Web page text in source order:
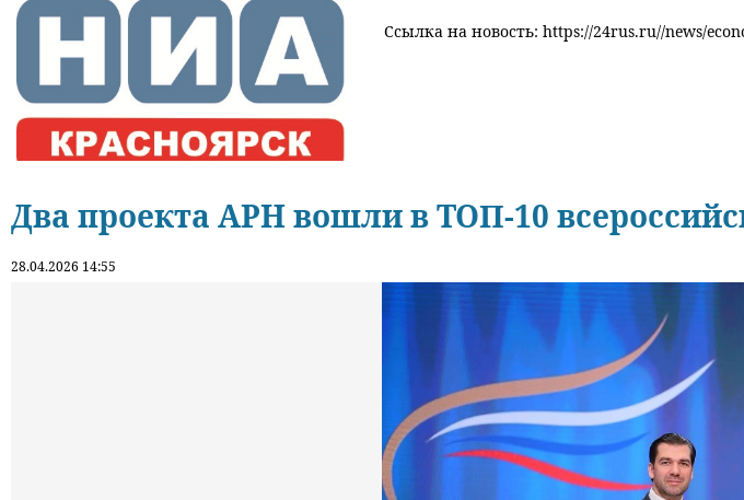
Ссылка на новость: https://24rus.ru//news/
Два проекта АРН вошли в ТОП-10
28.04.2026 14:55